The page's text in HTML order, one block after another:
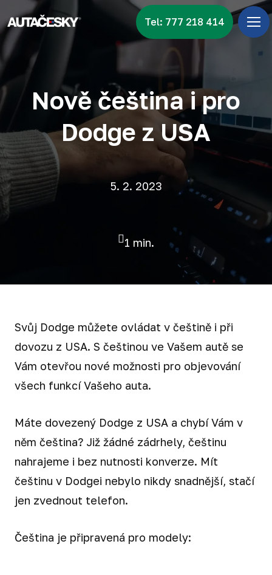
Menu
Tel: 777 218 414
Nově čeština i pro
Dodge z USA
5. 2. 2023
1 min.
Svůj Dodge můžete ovládat v češtině i při
dovozu z USA. S češtinou ve Vašem autě se
Vám otevřou nové možnosti pro objevování
všech funkcí Vašeho auta.
Máte dovezený Dodge z USA a chybí Vám v
něm čeština? Již žádné zádrhely, češtinu
nahrajeme i bez nutnosti konverze. Mít
češtinu v Dodgei nebylo nikdy snadnější, stačí
jen zvednout telefon.
Čeština je připravená pro modely: